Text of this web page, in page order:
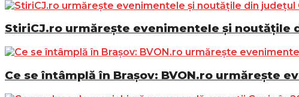
StiriCJ.ro urmărește evenimentele și noutățile
Ce se întâmplă în Brașov: BVON.ro urmărește